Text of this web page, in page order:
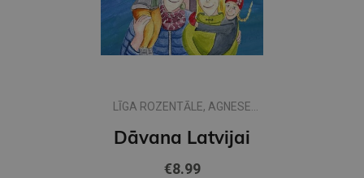
LĪGA ROZENTĀLE, AGNESE
Dāvana Latvijai
€8.99